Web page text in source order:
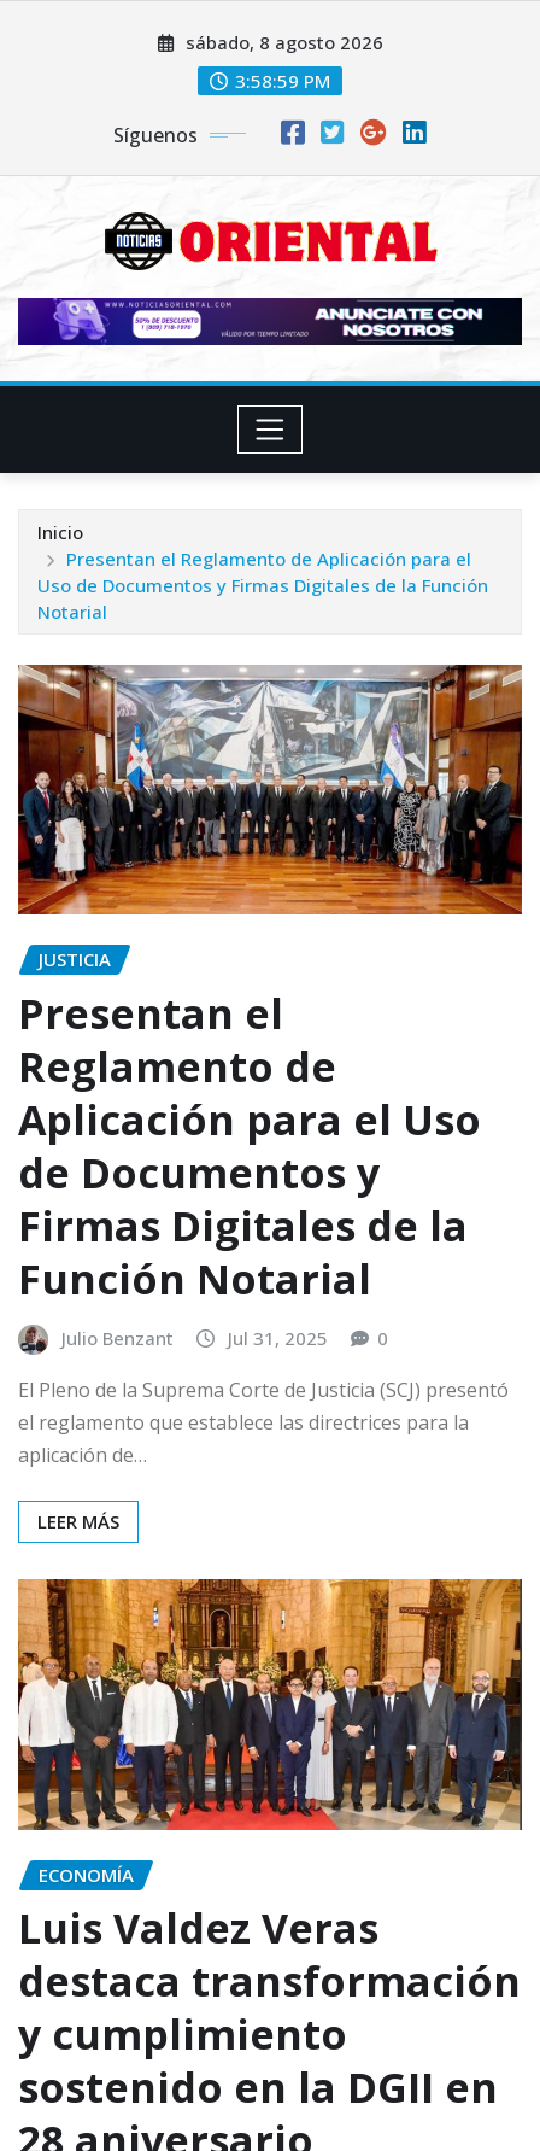
sábado, 8 agosto 2026
3:59:00 PM
Síguenos
Inicio
Presentan el Reglamento de Aplicación para el
Uso de Documentos y Firmas Digitales de la Función
Notarial
JUSTICIA
Presentan el
Reglamento de
Aplicación para el Uso
de Documentos y
Firmas Digitales de la
Función Notarial
Julio Benzant Jul 31, 2025 0
El Pleno de la Suprema Corte de Justicia (SCJ) presentó
el reglamento que establece las directrices para la
aplicación de…
LEER MÁS
ECONOMÍA
Luis Valdez Veras
destaca transformación
y cumplimiento
sostenido en la DGII en